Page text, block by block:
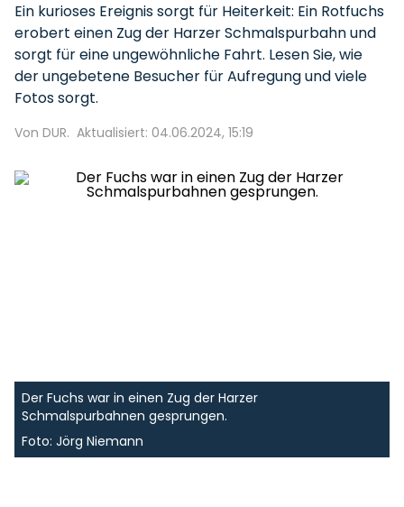
Ein kurioses Ereignis sorgt für Heiterkeit: Ein Rotfuchs
erobert einen Zug der Harzer Schmalspurbahn und
sorgt für eine ungewöhnliche Fahrt. Lesen Sie, wie
der ungebetene Besucher für Aufregung und viele
Fotos sorgt.
Von DUR. Aktualisiert: 04.06.2024, 15:19
Der Fuchs war in einen Zug der Harzer
Schmalspurbahnen gesprungen.
Foto: Jörg Niemann